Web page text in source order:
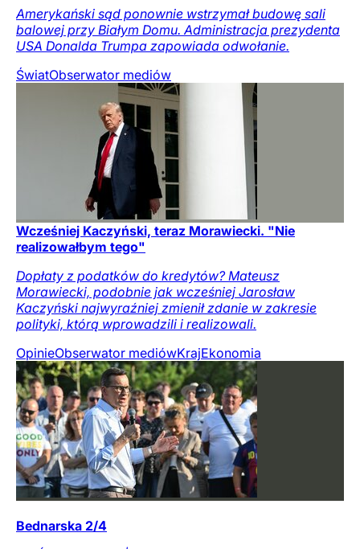
Amerykański sąd ponownie wstrzymał budowę sali
balowej przy Białym Domu. Administracja prezydenta
USA Donalda Trumpa zapowiada odwołanie.
ŚwiatObserwator mediów
Wcześniej Kaczyński, teraz Morawiecki. "Nie
realizowałbym tego"
Dopłaty z podatków do kredytów? Mateusz
Morawiecki, podobnie jak wcześniej Jarosław
Kaczyński najwyraźniej zmienił zdanie w zakresie
polityki, którą wprowadzili i realizowali.
OpinieObserwator mediówKrajEkonomia
Bednarska 2/4